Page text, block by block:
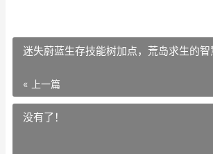
迷失蔚蓝生存技能树加点，荒岛求生的智
« 上一篇
没有了！